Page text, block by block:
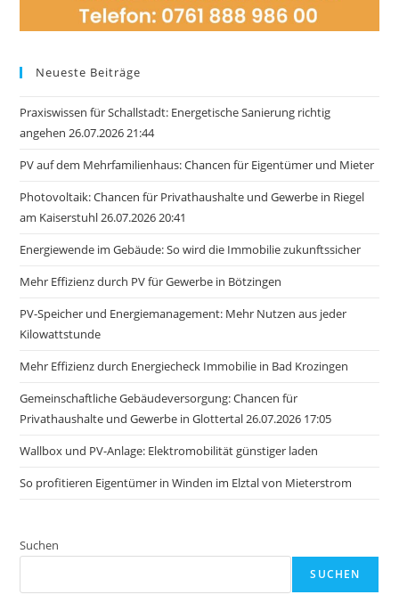
Neueste Beiträge
Praxiswissen für Schallstadt: Energetische Sanierung richtig
angehen 26.07.2026 21:44
PV auf dem Mehrfamilienhaus: Chancen für Eigentümer und Mieter
Photovoltaik: Chancen für Privathaushalte und Gewerbe in Riegel
am Kaiserstuhl 26.07.2026 20:41
Energiewende im Gebäude: So wird die Immobilie zukunftssicher
Mehr Effizienz durch PV für Gewerbe in Bötzingen
PV-Speicher und Energiemanagement: Mehr Nutzen aus jeder
Kilowattstunde
Mehr Effizienz durch Energiecheck Immobilie in Bad Krozingen
Gemeinschaftliche Gebäudeversorgung: Chancen für
Privathaushalte und Gewerbe in Glottertal 26.07.2026 17:05
Wallbox und PV-Anlage: Elektromobilität günstiger laden
So profitieren Eigentümer in Winden im Elztal von Mieterstrom
Suchen
SUCHEN